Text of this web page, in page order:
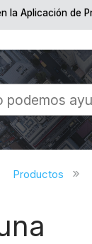
la Aplicación de
Productos